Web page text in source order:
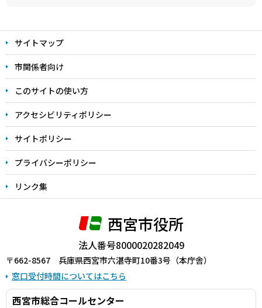
文
こ
こ
ま
で
サイトマップ
市関係者向け
このサイトの使い方
アクセシビリティポリシー
サイトポリシー
プライバシーポリシー
リンク集
西宮市役所
法人番号8000020282049
〒662-8567 兵庫県西宮市六湛寺町10番3号（本庁舎）
窓口受付時間についてはこちら
西宮市総合コールセンター